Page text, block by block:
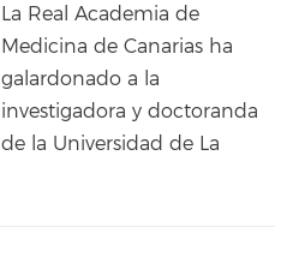
La Real Academia de
Medicina de Canarias ha
galardonado a la
investigadora y doctoranda
de la Universidad de La